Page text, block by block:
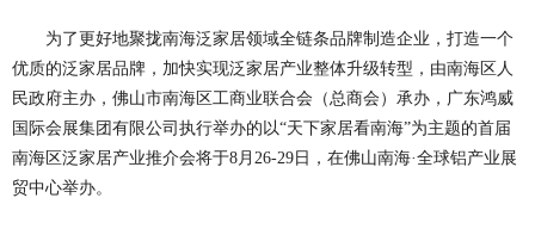
为了更好地聚拢南海泛家居领域全链条品牌制造企业，打造一个
优质的泛家居品牌，加快实现泛家居产业整体升级转型，由南海区人
民政府主办，佛山市南海区工商业联合会（总商会）承办，广东鸿威
国际会展集团有限公司执行举办的以“天下家居看南海”为主题的首届
南海区泛家居产业推介会将于8月26-29日，在佛山南海·全球铝产业展
贸中心举办。